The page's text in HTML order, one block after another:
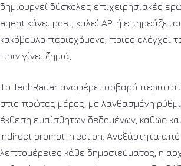
δημιουργεί δύσκολες επιχειρησιακές
agent κάνει post, καλεί API ή
κακόβουλο περιεχόμενο, ποιος ελέγχει
πριν γίνει ζημιά;
Το TechRadar αναφέρει σοβαρό
στις πρώτες μέρες, με λανθασμένη
έκθεση ευαίσθητων δεδομένων, καθώς
indirect prompt injection. Ανεξάρτητα από
λεπτομέρειες κάθε δημοσιεύματος, η